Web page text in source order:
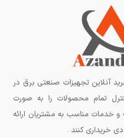
آنلاین تجهیزات صنعتی برق در
تمام محصولات را به صورت
مناسب به مشتریان ارائه
خریداری کنند .